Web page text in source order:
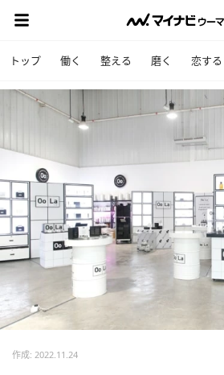
トップ 働く 整える 磨く 恋する
作成: 2022.11.24